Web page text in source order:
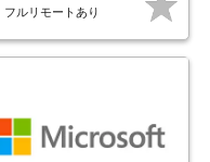
フルリモートあり